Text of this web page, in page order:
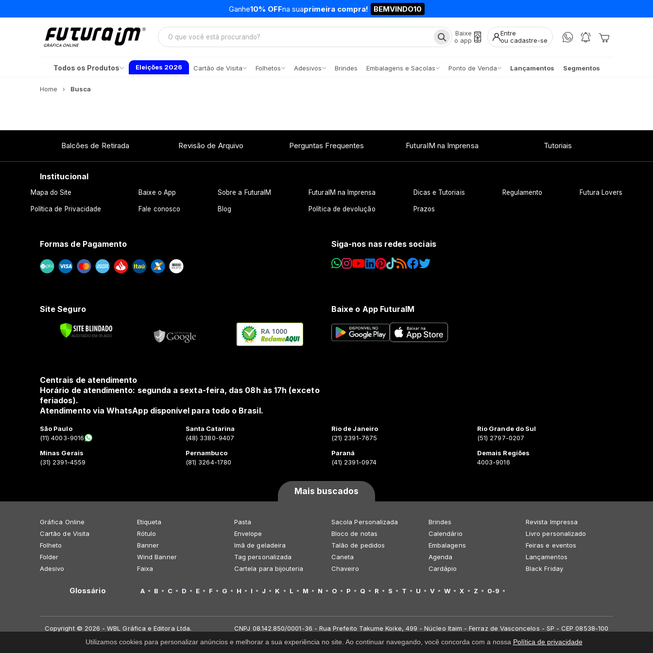
Ganhe10% OFFna suaprimeira compra! BEMVINDO10
Baixe
o app
Entre
ou cadastre-se
Todos os Produtos Eleições 2026 Cartão de Visita Folhetos Adesivos Brindes Embalagens e Sacolas Ponto de Venda Lançamentos Segmentos
Home Busca
Balcões de Retirada Revisão de Arquivo Perguntas Frequentes FuturaIM na Imprensa Tutoriais
Institucional
Mapa do Site Baixe o App Sobre a FuturaIM FuturaIM na Imprensa Dicas e Tutoriais Regulamento Futura Lovers
Política de Privacidade Fale conosco Blog Política de devolução Prazos
Formas de Pagamento Siga-nos nas redes sociais
Site Seguro
RA 1000
Baixe o App FuturaIM
Centrais de atendimento
Horário de atendimento: segunda a sexta-feira, das 08h às 17h (exceto
feriados).
Atendimento via WhatsApp disponível para todo o Brasil.
São Paulo
(11) 4003-9016
Minas Gerais
(31) 2391-4559
Santa Catarina
(48) 3380-9407
Pernambuco
(81) 3264-1780
Rio de Janeiro
(21) 2391-7675
Paraná
(41) 2391-0974
Rio Grande do Sul
(51) 2797-0207
Demais Regiões
4003-9016
Mais buscados
Gráfica Online
Cartão de Visita
Folheto
Folder
Adesivo
Etiqueta
Rótulo
Banner
Wind Banner
Faixa
Pasta
Envelope
Imã de geladeira
Tag personalizada
Cartela para bijouteria
Sacola Personalizada
Bloco de notas
Talão de pedidos
Caneta
Chaveiro
Brindes
Calendário
Embalagens
Agenda
Cardápio
Revista Impressa
Livro personalizado
Feiras e eventos
Lançamentos
Black Friday
Glossário A B C D E F G H I J K L M N O P Q R S T U V W X Z 0-9
Copyright © 2026 - WBL Gráfica e Editora Ltda.
CNPJ 08.142.850/0001-36 - Rua Prefeito Takume Koike, 499 - Núcleo Itaim - Ferraz de Vasconcelos - SP - CEP 08538-100
Utilizamos cookies para personalizar anúncios e melhorar a sua experiência no site. Ao continuar navegando, você concorda com a nossa Política de privacidade